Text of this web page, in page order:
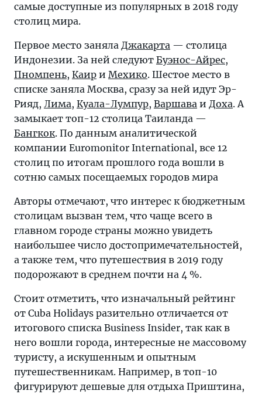
самые доступные из популярных в 2018 году
столиц мира.
Первое место заняла Джакарта — столица
Индонезии. За ней следуют Буэнос-Айрес,
Пномпень, Каир и Мехико. Шестое место в
списке заняла Москва, сразу за ней идут Эр-
Рияд, Лима, Куала-Лумпур, Варшава и Доха. А
замыкает топ-12 столица Таиланда —
Бангкок. По данным аналитической
компании Euromonitor International, все 12
столиц по итогам прошлого года вошли в
сотню самых посещаемых городов мира
Авторы отмечают, что интерес к бюджетным
столицам вызван тем, что чаще всего в
главном городе страны можно увидеть
наибольшее число достопримечательностей,
а также тем, что путешествия в 2019 году
подорожают в среднем почти на 4 %.
Стоит отметить, что изначальный рейтинг
от Cuba Holidays разительно отличается от
итогового списка Business Insider, так как в
него вошли города, интересные не массовому
туристу, а искушенным и опытным
путешественникам. Например, в топ-10
фигурируют дешевые для отдыха Приштина,